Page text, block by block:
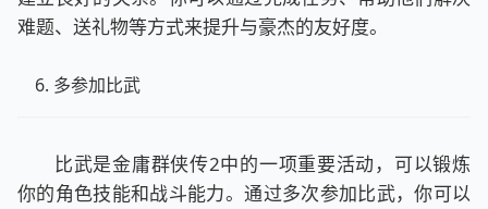
难题、送礼物等方式来提升与豪杰的友好度。
多参加比武
比武是金庸群侠传2中的一项重要活动，可以锻炼
你的角色技能和战斗能力。通过多次参加比武，你可以